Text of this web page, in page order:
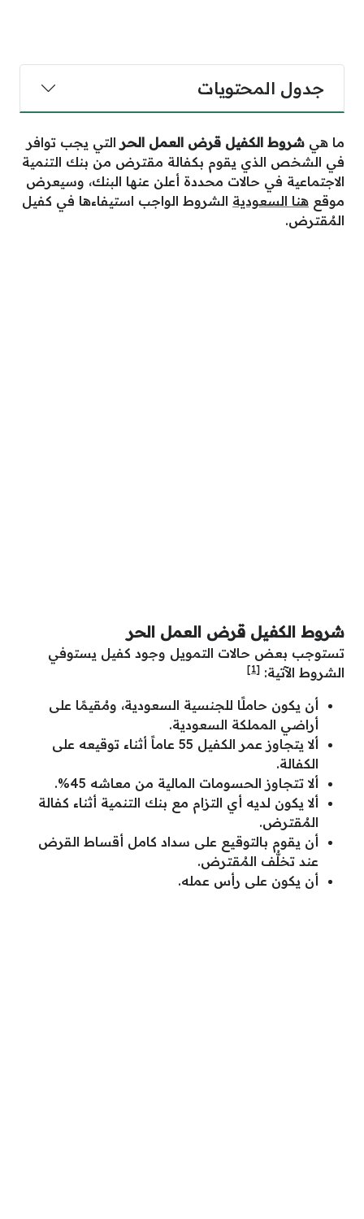
جدول المحتويات
ما هي شروط الكفيل قرض العمل الحر التي يجب توافر
في الشخص الذي يقوم بكفالة مقترض من بنك التنمية
الاجتماعية في حالات محددة أعلن عنها البنك، وسيعرض
موقع هنا السعودية الشروط الواجب استيفاءها في كفيل
المُقترض.
شروط الكفيل قرض العمل الحر
تستوجب بعض حالات التمويل وجود كفيل يستوفي
الشروط الآتية: [1]
أن يكون حاملًا للجنسية السعودية، ومُقيمًا على
أراضي المملكة السعودية.
ألا يتجاوز عمر الكفيل 55 عاماً أثناء توقيعه على
الكفالة.
ألا تتجاوز الحسومات المالية من معاشه 45%.
ألا يكون لديه أي التزام مع بنك التنمية أثناء كفالة
المُقترض.
أن يقوم بالتوقيع على سداد كامل أقساط القرض
عند تخلُّف المُقترض.
أن يكون على رأس عمله.